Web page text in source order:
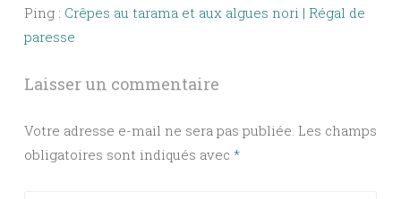
Ping : Crêpes au tarama et aux algues nori | Régal de
paresse
Laisser un commentaire
Votre adresse e-mail ne sera pas publiée. Les champs
obligatoires sont indiqués avec *